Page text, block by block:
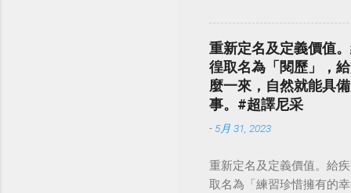
重新定名及定義價值
徨取名為「閱歷」，
麼一來，自然就能具
事。#超譯尼采
- 5月 31, 2023
重新定名及定義價值。給
取名為「練習珍惜擁有的